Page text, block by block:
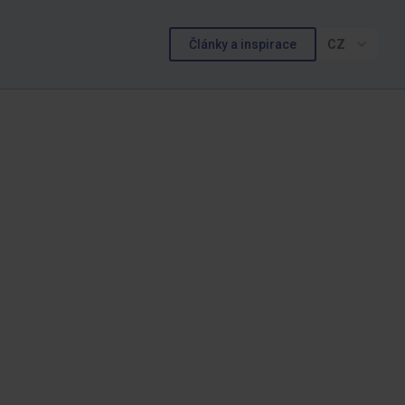
Články a inspirace CZ